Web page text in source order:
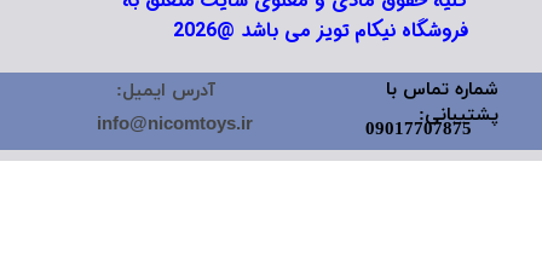
فروشگاه نیکام تویز می باشد @2026
شماره تماس با
پشتیبانی:
09017707875
آدرس ایمیل:
info@nicomtoys.ir